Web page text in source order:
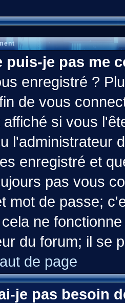
puis-je pas me
enregistré ?
de vous
si vous
l'administrateur
enregistré et
pas vous
mot de passe;
ne
du forum; il se
de page
je pas besoin